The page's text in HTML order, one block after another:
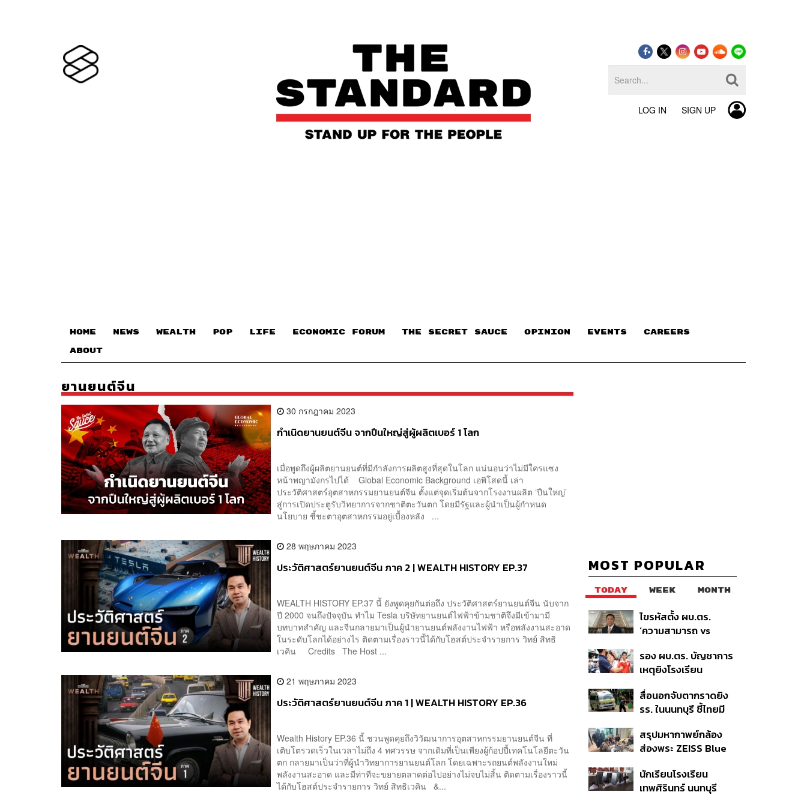
LOG IN SIGN UP
HOME NEWS WEALTH POP LIFE ECONOMIC FORUM THE SECRET SAUCE​ OPINION EVENTS CAREERS
ABOUT
ยานยนต์จีน
30 กรกฎาคม 2023
กำเนิดยานยนต์จีน จากปืนใหญ่สู่ผู้ผลิตเบอร์ 1 โลก
เมื่อพูดถึงผู้ผลิตยานยนต์ที่มีกำลังการผลิตสูงที่สุดในโลก แน่นอนว่าไม่มีใครแซง
หน้าพญามังกรไปได้ Global Economic Background เอพิโสดนี้ เล่า
ประวัติศาสตร์อุตสาหกรรมยานยนต์จีน ตั้งแต่จุดเริ่มต้นจากโรงงานผลิต ‘ปืนใหญ่’
สู่การเปิดประตูรับวิทยาการจากชาติตะวันตก โดยมีรัฐและผู้นำเป็นผู้กำหนด
นโยบาย ชี้ชะตาอุตสาหกรรมอยู่เบื้องหลัง ...
28 พฤษภาคม 2023
ประวัติศาสตร์ยานยนต์จีน ภาค 2 | WEALTH HISTORY EP.37
WEALTH HISTORY EP.37 นี้ ยังพูดคุยกันต่อถึง ประวัติศาสตร์ยานยนต์จีน นับจาก
ปี 2000 จนถึงปัจจุบัน ทำไม Tesla บริษัทยานยนต์ไฟฟ้าข้ามชาติจึงมีเข้ามามี
บทบาทสำคัญ และจีนกลายมาเป็นผู้นำยานยนต์พลังงานไฟฟ้า หรือพลังงานสะอาด
ในระดับโลกได้อย่างไร ติดตามเรื่องราวนี้ได้กับโฮสต์ประจำรายการ วิทย์ สิทธิ
เวคิน Credits The Host ...
21 พฤษภาคม 2023
ประวัติศาสตร์ยานยนต์จีน ภาค 1 | WEALTH HISTORY EP.36
Wealth History EP.36 นี้ ชวนพูดคุยถึงวิวัฒนาการอุตสาหกรรมยานยนต์จีน ที่
เติบโตรวดเร็วในเวลาไม่ถึง 4 ทศวรรษ จากเดิมที่เป็นเพียงผู้ก้อปปี้เทคโนโลยีตะวัน
ตก กลายมาเป็นว่าที่ผู้นำวิทยาการยานยนต์โลก โดยเฉพาะรถยนต์พลังงานใหม่
พลังงานสะอาด และมีท่าทีจะขยายตลาดต่อไปอย่างไม่จบไม่สิ้น ติดตามเรื่องราวนี้
ได้กับโฮสต์ประจำรายการ วิทย์ สิทธิเวคิน &...
MOST POPULAR
TODAY WEEK MONTH
ไขรหัสตั้ง ผบ.ตร.
‘ความสามารถ vs
ปฏิรูปสีกากี กับ
พล.ต.อ. เอก อังสนา
นนท์
รอง ผบ.ตร. บัญชาการ
เหตุยิงโรงเรียน
ค้นหา 2 รอบยืนยันไร้คน
ติดค้าง พบศพปู่-ย่าที่
สื่อนอกจับตากราดยิง
รร. ในนนทบุรี ชี้ไทยมี
ในระดับต้นของภูมิภาค
สรุปมหากาพย์กล้อง
ส่องพระ ZEISS Blue
ผลิต 8.3 ล้าน สู่ข้อ
พิพาท ‘มาเวลล์ฯ’ ฟ้อง
นักเรียนโรงเรียน
เทพศิรินทร์ นนทบุรี